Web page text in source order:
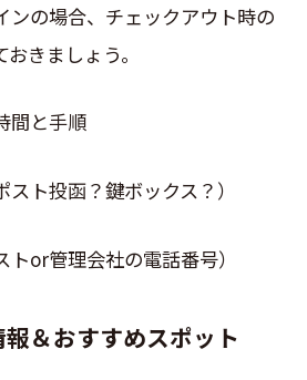
ンの場合、チェックアウト時の
きましょう。
間と手順
スト投函？鍵ボックス？）
トor管理会社の電話番号）
＆おすすめスポット